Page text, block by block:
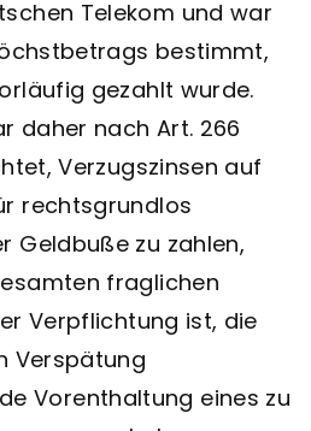
Telekom und war
bestimmt,
gezahlt wurde.
daher nach Art. 266
Verzugszinsen auf
rechtsgrundlos
Geldbuße zu zahlen,
fraglichen
Verpflichtung ist, die
Verspätung
Vorenthaltung eines zu